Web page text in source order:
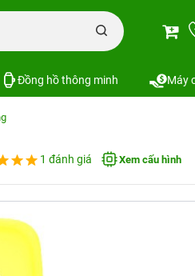
Đồng hồ thông minh Máy
1 đánh giá Xem cấu hình